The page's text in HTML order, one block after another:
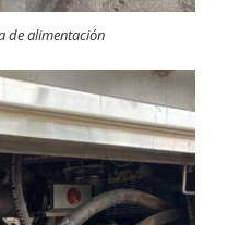
de alimentación